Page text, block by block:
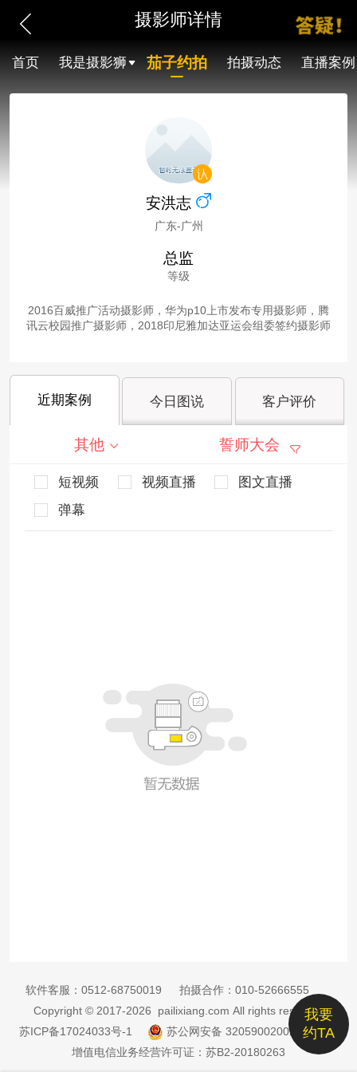
摄影师详情
首页 我是摄影狮 茄子约拍 拍摄动态 直播案例
安洪志
广东-广州
总监
等级
2016百威推广活动摄影师，华为p10上市发布专用摄影师，腾
讯云校园推广摄影师，2018印尼雅加达亚运会组委签约摄影师
近期案例 今日图说 客户评价
其他 誓师大会
短视频 视频直播
图文直播
弹幕
我要
约TA
软件客服： 0512-68750019 拍摄合作： 010-52666555
Copyright © 2017-2026 pailixiang.com All rights reserved
苏ICP备17024033号-1
苏公网安备 32059002002885号
增值电信业务经营许可证：苏B2-20180263